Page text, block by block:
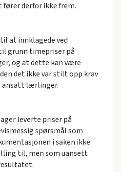
derfor ikke frem.
at innklagede ved
grunn timepriser på
og at dette kan være
det ikke var stilt opp krav
ansatt lærlinger.
leverte priser på
spørsmål som
i saken ikke
til, men som uansett